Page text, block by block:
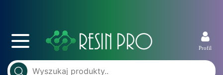
Profil